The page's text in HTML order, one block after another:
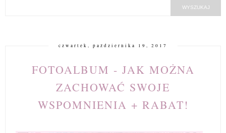
czwartek, października 19, 2017
FOTOALBUM - JAK MOŻNA
ZACHOWAĆ SWOJE
WSPOMNIENIA + RABAT!